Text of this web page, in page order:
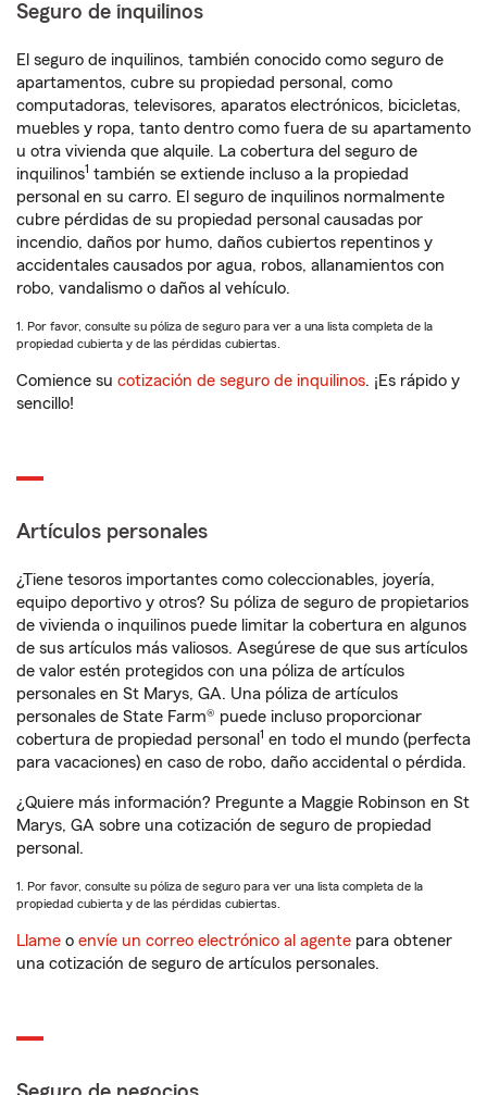
Seguro de inquilinos
El seguro de inquilinos, también conocido como seguro de
apartamentos, cubre su propiedad personal, como
computadoras, televisores, aparatos electrónicos, bicicletas,
muebles y ropa, tanto dentro como fuera de su apartamento
u otra vivienda que alquile. La cobertura del seguro de
inquilinos1 también se extiende incluso a la propiedad
personal en su carro. El seguro de inquilinos normalmente
cubre pérdidas de su propiedad personal causadas por
incendio, daños por humo, daños cubiertos repentinos y
accidentales causados por agua, robos, allanamientos con
robo, vandalismo o daños al vehículo.
1. Por favor, consulte su póliza de seguro para ver a una lista completa de la
propiedad cubierta y de las pérdidas cubiertas.
Comience su cotización de seguro de inquilinos. ¡Es rápido y
sencillo!
Artículos personales
¿Tiene tesoros importantes como coleccionables, joyería,
equipo deportivo y otros? Su póliza de seguro de propietarios
de vivienda o inquilinos puede limitar la cobertura en algunos
de sus artículos más valiosos. Asegúrese de que sus artículos
de valor estén protegidos con una póliza de artículos
personales en St Marys, GA. Una póliza de artículos
personales de State Farm® puede incluso proporcionar
cobertura de propiedad personal 1 en todo el mundo (perfecta
para vacaciones) en caso de robo, daño accidental o pérdida.
¿Quiere más información? Pregunte a Maggie Robinson en St
Marys, GA sobre una cotización de seguro de propiedad
personal.
1. Por favor, consulte su póliza de seguro para ver una lista completa de la
propiedad cubierta y de las pérdidas cubiertas.
Llame o envíe un correo electrónico al agente para obtener
una cotización de seguro de artículos personales.